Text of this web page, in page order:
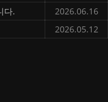
다.
2026.06.16
2026.05.12